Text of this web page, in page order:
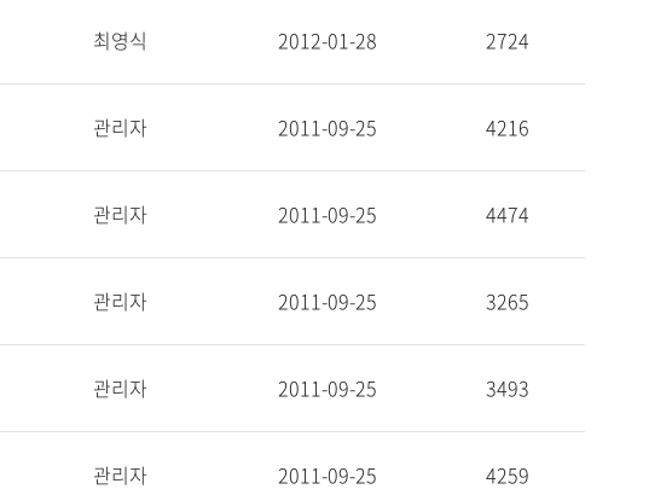
최영식 2012-01-28 2724
관리자 2011-09-25 4216
관리자 2011-09-25 4474
관리자 2011-09-25 3265
관리자 2011-09-25 3493
관리자 2011-09-25 4259